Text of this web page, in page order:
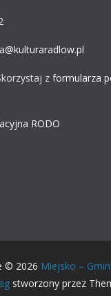
z formularza
RODO
© 2026 Miejsko –
stworzony przez